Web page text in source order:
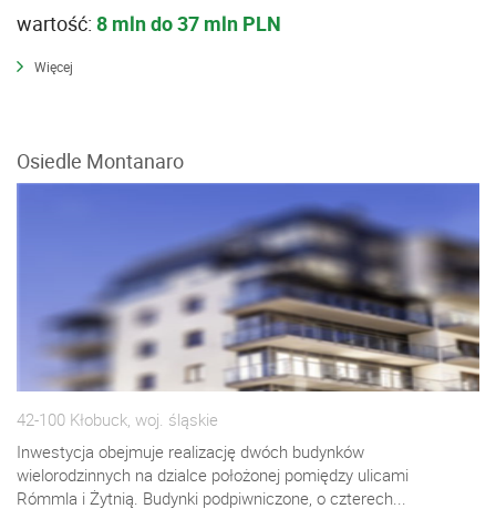
wartość: 8 mln do 37 mln PLN
Więcej
Osiedle Montanaro
42-100 Kłobuck, woj. śląskie
Inwestycja obejmuje realizację dwóch budynków
wielorodzinnych na dzialce położonej pomiędzy ulicami
Rómmla i Żytnią. Budynki podpiwniczone, o czterech...